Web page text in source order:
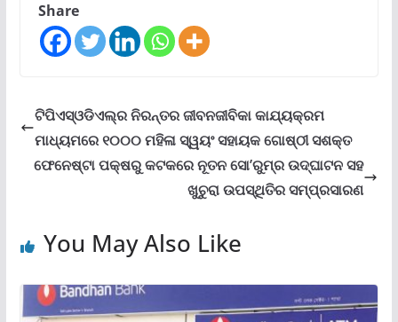
Share
ଟିପିଏସ୍‌ଓଡିଏଲ୍‌ର ନିରନ୍ତର ଜୀବନଜୀବିକା କାଯ୍ୟକ୍ରମ
ମାଧ୍ୟମରେ ୧୦୦୦ ମହିଳା ସ୍ୱୟଂ ସହାୟକ ଗୋଷ୍ଠୀ ସଶକ୍ତ
ଫେନେଷ୍ଟା ପକ୍ଷରୁ କଟକରେ ନୂତନ ସୋ’ରୁମ୍‌ର ଉଦ୍‌ଘାଟନ ସହ
ଖୁଚୁରା ଉପସ୍ଥିତିର ସମ୍ପ୍ରସାରଣ
You May Also Like